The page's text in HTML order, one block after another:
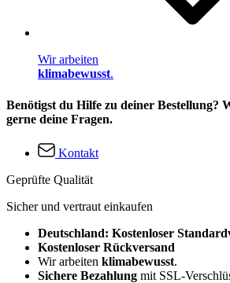
Wir arbeiten
klimabewusst.
Benötigst du Hilfe zu deiner Bestellung?
gerne deine Fragen.
Kontakt
Geprüfte Qualität
Sicher und vertraut einkaufen
Deutschland: Kostenloser
Kostenloser Rückversand
Wir arbeiten klimabewusst.
Sichere Bezahlung mit SSL-